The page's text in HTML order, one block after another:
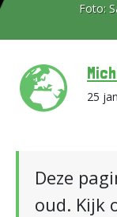
Foto:
25
Deze
oud. Kijk